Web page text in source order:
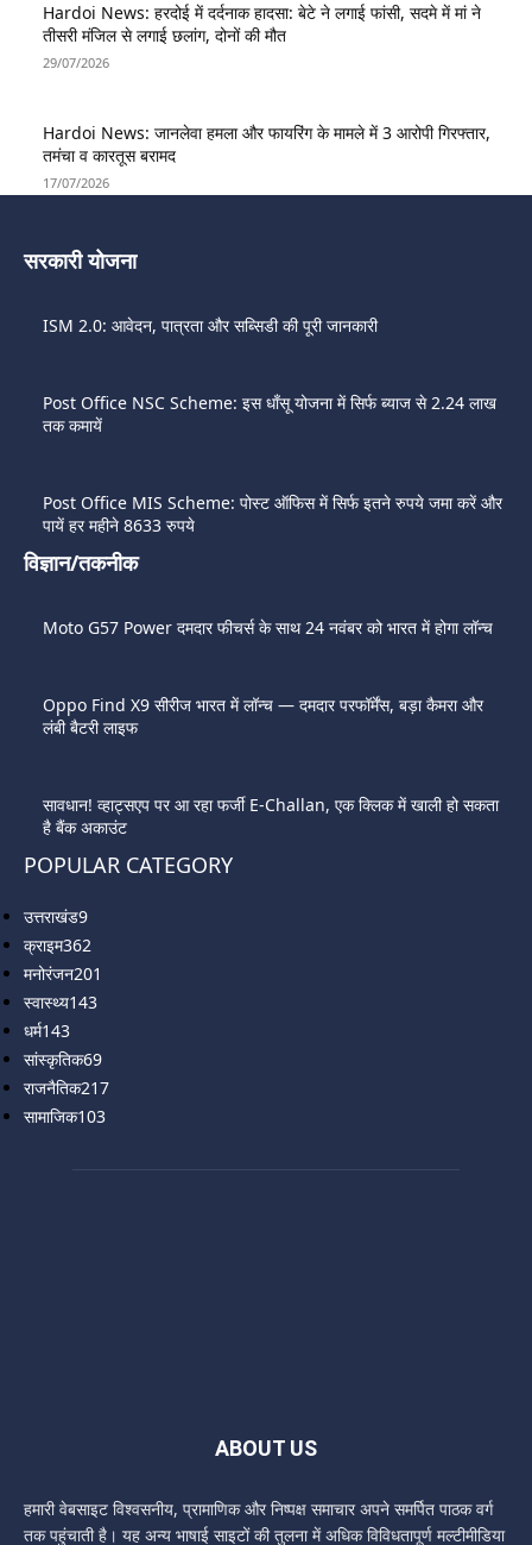
Hardoi News: हरदोई में दर्दनाक हादसा: बेटे ने लगाई फांसी, सदमे में मां ने
तीसरी मंजिल से लगाई छलांग, दोनों की मौत
29/07/2026
Hardoi News: जानलेवा हमला और फायरिंग के मामले में 3 आरोपी गिरफ्तार,
तमंचा व कारतूस बरामद
17/07/2026
सरकारी योजना
ISM 2.0: आवेदन, पात्रता और सब्सिडी की पूरी जानकारी
Post Office NSC Scheme: इस धाँसू योजना में सिर्फ ब्याज से 2.24 लाख
तक कमायें
Post Office MIS Scheme: पोस्ट ऑफिस में सिर्फ इतने रुपये जमा करें और
पायें हर महीने 8633 रुपये
विज्ञान/तकनीक
Moto G57 Power दमदार फीचर्स के साथ 24 नवंबर को भारत में होगा लॉन्च
Oppo Find X9 सीरीज भारत में लॉन्च — दमदार परफॉर्मेंस, बड़ा कैमरा और
लंबी बैटरी लाइफ
सावधान! व्हाट्सएप पर आ रहा फर्जी E-Challan, एक क्लिक में खाली हो सकता
है बैंक अकाउंट
POPULAR CATEGORY
उत्तराखंड9
क्राइम362
मनोरंजन201
स्वास्थ्य143
धर्म143
सांस्कृतिक69
राजनैतिक217
सामाजिक103
ABOUT US
हमारी वेबसाइट विश्वसनीय, प्रामाणिक और निष्पक्ष समाचार अपने समर्पित पाठक वर्ग
तक पहुंचाती है। यह अन्य भाषाई साइटों की तुलना में अधिक विविधतापूर्ण मल्टीमीडिया